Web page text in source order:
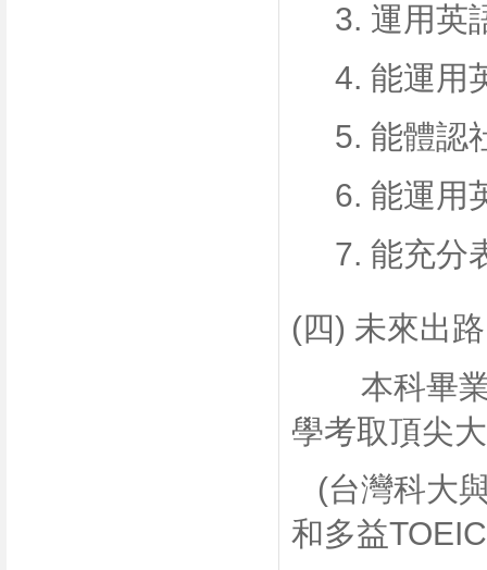
3. 運用英
4. 能運用
5. 能體認
6. 能運用
7. 能充分
(四) 未來出
本科畢業
學考取頂尖
(台灣科大
和多益